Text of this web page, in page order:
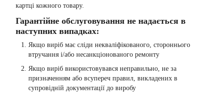
картці кожного товару.
Гарантійне обслуговування не надається в
наступних випадках:
Якщо виріб має сліди некваліфікованого, стороннього
втручання і/або несанкціонованого ремонту
Якщо виріб використовувався неправильно, не за
призначенням або всупереч правил, викладених в
супровідній документації до виробу